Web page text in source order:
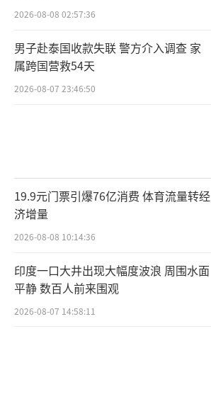
2026-08-08 02:57:36
男子赴泰国收款失联 警方介入调查 家
属跨国营救54天
2026-08-07 23:46:50
19.9元门票引爆76亿消费 体育流量转经
济增量
2026-08-08 10:14:36
印度一口大井出现大幅度波浪 周围水面
平静 数百人前来围观
2026-08-07 14:58:11